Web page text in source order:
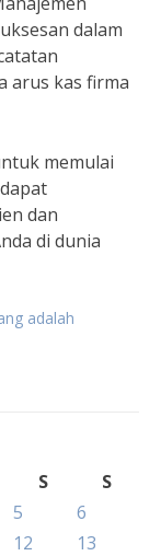
dalam
arus kas firma
memulai
dan
di dunia
adalah
S
S
5
6
12
13